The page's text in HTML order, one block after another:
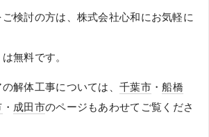
検討の方は、株式会社心和にお気軽に
無料です。
解体工事については、 千葉市・船橋
・ 成田市のページもあわせてご覧くださ